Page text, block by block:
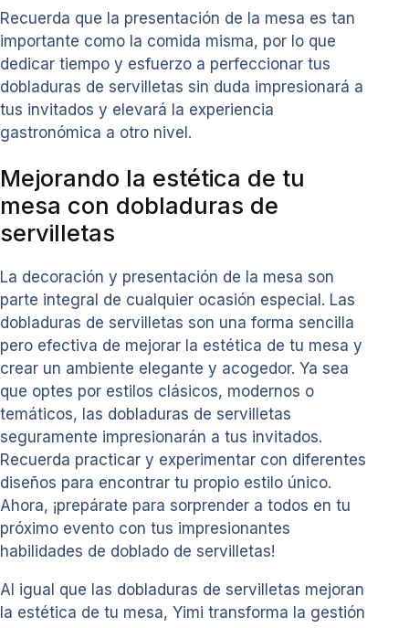
Recuerda que la presentación de la mesa es tan
importante como la comida misma, por lo que
dedicar tiempo y esfuerzo a perfeccionar tus
dobladuras de servilletas sin duda impresionará a
tus invitados y elevará la experiencia
gastronómica a otro nivel.
Mejorando la estética de tu
mesa con dobladuras de
servilletas
La decoración y presentación de la mesa son
parte integral de cualquier ocasión especial. Las
dobladuras de servilletas son una forma sencilla
pero efectiva de mejorar la estética de tu mesa y
crear un ambiente elegante y acogedor. Ya sea
que optes por estilos clásicos, modernos o
temáticos, las dobladuras de servilletas
seguramente impresionarán a tus invitados.
Recuerda practicar y experimentar con diferentes
diseños para encontrar tu propio estilo único.
Ahora, ¡prepárate para sorprender a todos en tu
próximo evento con tus impresionantes
habilidades de doblado de servilletas!
Al igual que las dobladuras de servilletas mejoran
la estética de tu mesa, Yimi transforma la gestión